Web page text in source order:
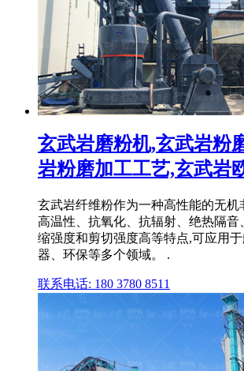
玄武岩磨粉机,玄武岩粉
岩粉磨加工工艺,玄武岩
玄武岩纤维粉作为一种高性能的无机
高温性、抗氧化、抗辐射、绝热隔音
缩强度和剪切强度高等特点,可应用
器、环保等多个领域。 .
联系电话: 180 3780 8511